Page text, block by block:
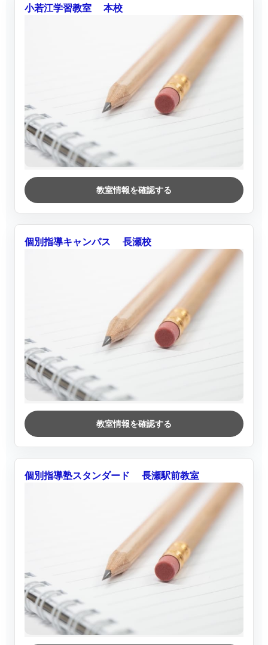
小若江学習教室 本校
教室情報を確認する
個別指導キャンパス 長瀬校
教室情報を確認する
個別指導塾スタンダード 長瀬駅前教室